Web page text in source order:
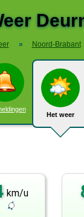
» Noord-Brabant
Het weer
km/u